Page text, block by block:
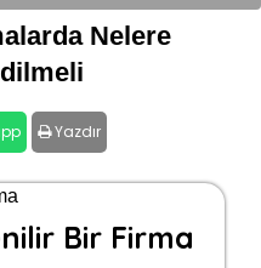
Nelere
Yazdır
Bir Firma